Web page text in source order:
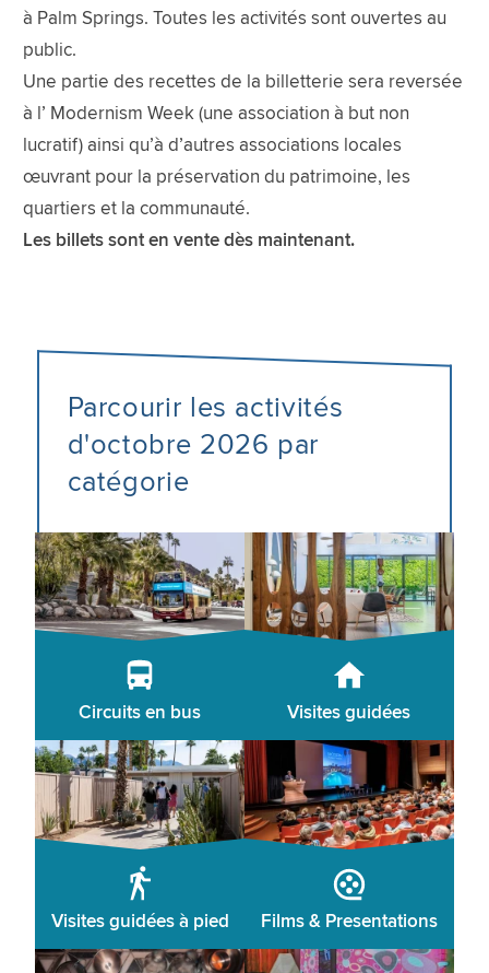
à Palm Springs. Toutes les activités sont ouvertes au
public.
Une partie des recettes de la billetterie sera reversée
à l’ Modernism Week (une association à but non
lucratif) ainsi qu’à d’autres associations locales
œuvrant pour la préservation du patrimoine, les
quartiers et la communauté.
Les billets sont en vente dès maintenant.
Parcourir les activités
d'octobre 2026 par
catégorie
Circuits en bus Visites guidées
Visites guidées à pied Films & Presentations